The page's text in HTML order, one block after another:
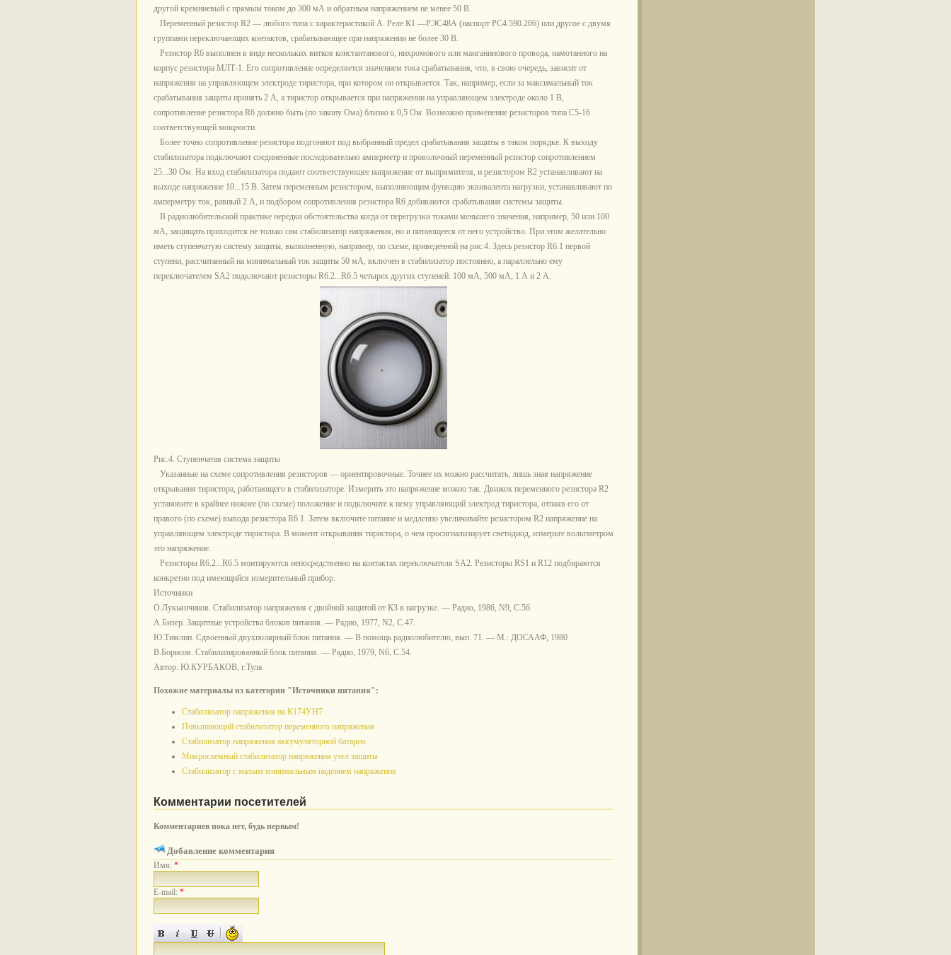
другой кремниевый с прямым током до 300 мА и обратным напряжением не менее 50 В.
Переменный резистор R2 — любого типа с характеристикой А. Реле К1 —РЭС48А (паспорт РС4.590.206) или другое с двумя
группами переключающих контактов, срабатывающее при напряжении не более 30 В.
Резистор R6 выполнен в виде нескольких витков константанового, нихромового или манганинового провода, намотанного на
корпус резистора МЛТ-1. Его сопротивление определяется значением тока срабатывания, что, в свою очередь, зависит от
напряжения на управляющем электроде тиристора, при котором он открывается. Так, например, если за максимальный ток
срабатывания защиты принять 2 А, а тиристор открывается при напряжении на управляющем электроде около 1 В,
сопротивление резистора R6 должно быть (по закону Ома) близко к 0,5 Ом. Возможно применение резисторов типа С5-16
соответствующей мощности.
Более точно сопротивление резистора подгоняют под выбранный предел срабатывания защиты в таком порядке. К выходу
стабилизатора подключают соединенные последовательно амперметр и проволочный переменный резистор сопротивлением
25...30 Ом. На вход стабилизатора подают соответствующее напряжение от выпрямителя, и резистором R2 устанавливают на
выходе напряжение 10...15 В. Затем переменным резистором, выполняющим функцию эквивалента нагрузки, устанавливают по
амперметру ток, равный 2 А, и подбором сопротивления резистора R6 добиваются срабатывания системы защиты.
В радиолюбительской практике нередки обстоятельства когда от перегрузки токами меньшего значения, например, 50 или 100
мА, защищать приходится не только сам стабилизатор напряжения, но и питающееся от него устройство. При этом желательно
иметь ступенчатую систему защиты, выполненную, например, по схеме, приведенной на рис.4. Здесь резистор R6.1 первой
ступени, рассчитанный на минимальный ток защиты 50 мА, включен в стабилизатор постоянно, а параллельно ему
переключателем SA2 подключают резисторы R6.2...R6.5 четырех других ступеней: 100 мА, 500 мА, 1 А и 2 А.
Рис.4. Ступенчатая система защиты
Указанные на схеме сопротивления резисторов — ориентировочные. Точнее их можно рассчитать, лишь зная напряжение
открывания тиристора, работающего в стабилизаторе. Измерить это напряжение можно так. Движок переменного резистора R2
установите в крайнее нижнее (по схеме) положение и подключите к нему управляющий электрод тиристора, отпаяв его от
правого (по схеме) вывода резистора R6.1. Затем включите питание и медленно увеличивайте резистором R2 напряжение на
управляющем электроде тиристора. В момент открывания тиристора, о чем просигнализирует светодиод, измерьте вольтметром
это напряжение.
Резисторы R6.2...R6.5 монтируются непосредственно на контактах переключателя SA2. Резисторы RS1 и R12 подбираются
конкретно под имеющийся измерительный прибор.
Источники
О.Лукьянчиков. Стабилизатор напряжения с двойной защитой от КЗ в нагрузке. — Радио, 1986, N9, С.56.
А.Бизер. Защитные устройства блоков питания. — Радио, 1977, N2, С.47.
Ю.Тимлин. Сдвоенный двухполярный блок питания. — В помощь радиолюбителю, вып. 71. — М.: ДОСААФ, 1980
В.Борисов. Стабилизированный блок питания. — Радио, 1979, N6, С.54.
Автор: Ю.КУРБАКОВ, г.Тула
Похожие материалы из категории "Источники питания":
Стабилизатор напряжения на К174УН7
Повышающий стабилизатор переменного напряжения
Стабилизатор напряжения аккумуляторной батареи
Микросхемный стабилизатор напряжения узел защиты
Стабилизатор с малым минимальным падением напряжения
Комментарии посетителей
Комментариев пока нет, будь первым!
Добавление комментария
Имя: *
E-mail: *